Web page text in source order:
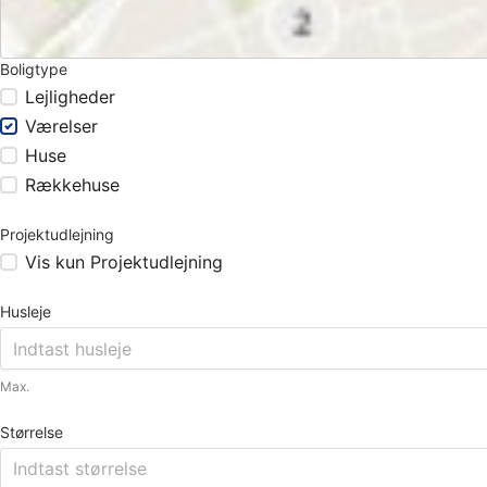
Boligtype
Lejligheder
Værelser
Huse
Rækkehuse
Projektudlejning
Vis kun Projektudlejning
Husleje
Max.
Størrelse